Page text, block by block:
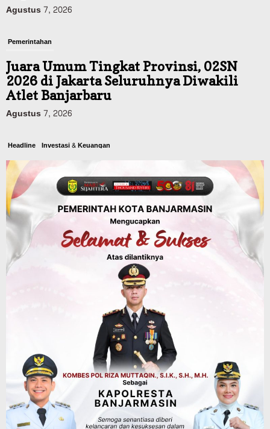
Agustus 7, 2026
Pemerintahan
Juara Umum Tingkat Provinsi, 02SN
2026 di Jakarta Seluruhnya Diwakili
Atlet Banjarbaru
Agustus 7, 2026
Headline Investasi & Keuangan
KUA-PPAS 2027 Banjarbaru Defisit 170
Miliar, Pendapatan 1,2 Triliun Belanja
1,37 Triliun, Tutup Kekurangan dari
SiLPA
Agustus 7, 2026
Kalsel
Operasi Sikat Intan 2026 Berakhir, Polda
Kalsel Amankan Ribuan Miras Hingga
Pemerintahan Sosial & Keagamaan
Banjarmasin Pilot Project Perlinsos
Digital, Target 30 Persen IKD Masih
Jauh, Komisi II DPR Turun Tangan